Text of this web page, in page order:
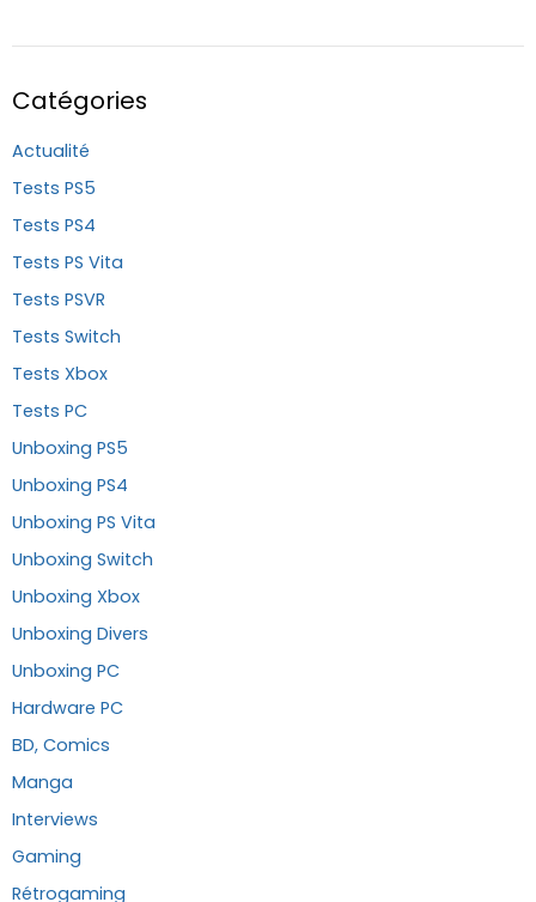
Catégories
Actualité
Tests PS5
Tests PS4
Tests PS Vita
Tests PSVR
Tests Switch
Tests Xbox
Tests PC
Unboxing PS5
Unboxing PS4
Unboxing PS Vita
Unboxing Switch
Unboxing Xbox
Unboxing Divers
Unboxing PC
Hardware PC
BD, Comics
Manga
Interviews
Gaming
Rétrogaming